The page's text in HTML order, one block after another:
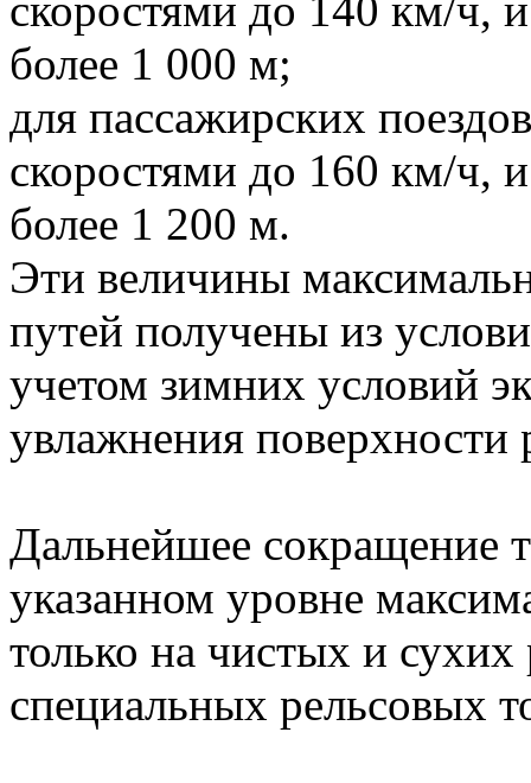
более 1 000 м;
для пассажирских
скоростями до 160 км/ч,
более 1 200 м.
Эти величины
путей получены из
учетом зимних условий
увлажнения поверхности
Дальнейшее сокращение
указанном уровне
только на чистых и
специальных рельсовых